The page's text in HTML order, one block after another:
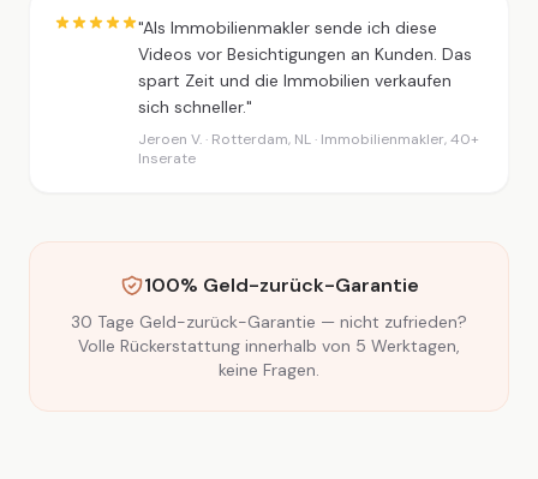
"Als Immobilienmakler sende ich diese
Videos vor Besichtigungen an Kunden. Das
spart Zeit und die Immobilien verkaufen
sich schneller."
Jeroen V. · Rotterdam, NL · Immobilienmakler, 40+
Inserate
100% Geld-zurück-Garantie
30 Tage Geld-zurück-Garantie — nicht zufrieden?
Volle Rückerstattung innerhalb von 5 Werktagen,
keine Fragen.